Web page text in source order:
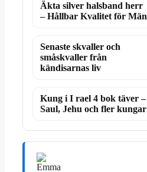
Äkta silver halsband herr
– Hållbar Kvalitet för Män
Senaste skvaller och
småskvaller från
kändisarnas liv
Kung i I rael 4 bok täver –
Saul, Jehu och fler kungar